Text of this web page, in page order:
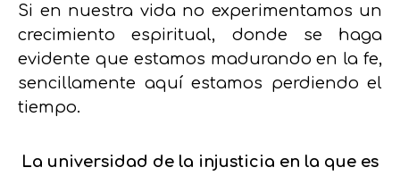
Si en nuestra vida no experimentamos un
crecimiento espiritual, donde se haga
evidente que estamos madurando en la fe,
sencillamente aquí estamos perdiendo el
tiempo.
La universidad de la injusticia en la que es